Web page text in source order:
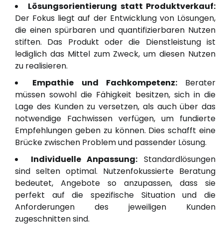
Lösungsorientierung statt Produktverkauf:
Der Fokus liegt auf der Entwicklung von Lösungen,
die einen spürbaren und quantifizierbaren Nutzen
stiften. Das Produkt oder die Dienstleistung ist
lediglich das Mittel zum Zweck, um diesen Nutzen
zu realisieren.
Empathie und Fachkompetenz:Berater
müssen sowohl die Fähigkeit besitzen, sich in die
Lage des Kunden zu versetzen, als auch über das
notwendige Fachwissen verfügen, um fundierte
Empfehlungen geben zu können. Dies schafft eine
Brücke zwischen Problem und passender Lösung.
Individuelle Anpassung: Standardlösungen
sind selten optimal. Nutzenfokussierte Beratung
bedeutet, Angebote so anzupassen, dass sie
perfekt auf die spezifische Situation und die
Anforderungen des jeweiligen Kunden
zugeschnitten sind.